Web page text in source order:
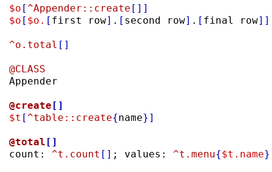
$o [^Appender::create []]
$o [ $o. [ first row] . [ second row] . [ final row]]
^o.total []
@CLASS
Appender
@create []
$t [^table::create{name}]
@total []
count: ^t.count [] ; values: ^t.menu{$t.name}